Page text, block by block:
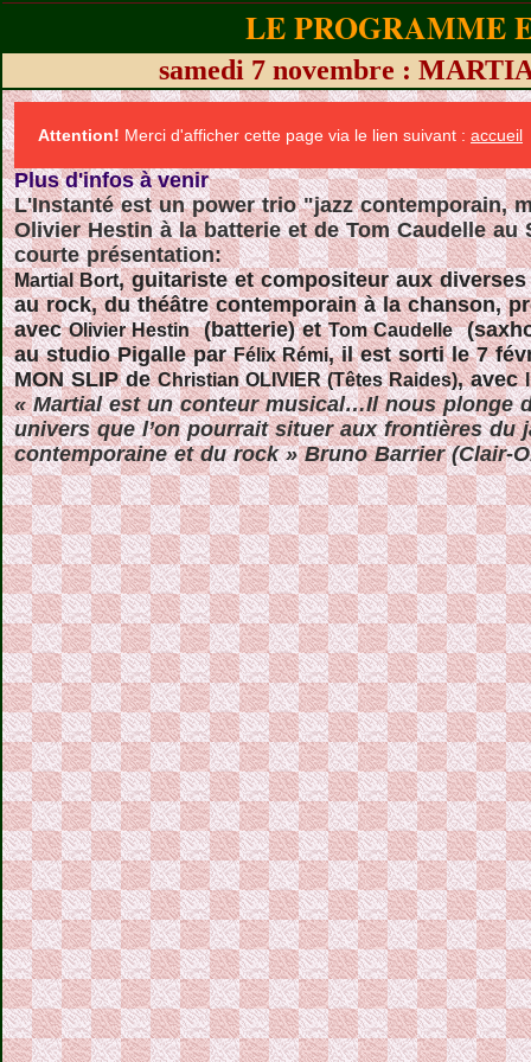
LE PROGRAMME
samedi 7 novembre :
Attention! Merci d'afficher cette page via le lien suivant : accueil
Plus d'infos à venir
L'Instanté est un power trio "jazz contemporain,
Olivier Hestin à la batterie et de Tom Caudelle
courte présentation:
Martial Bort, guitariste et compositeur aux
au rock, du théâtre contemporain à la chanson,
avecOlivier Hestin(batterie) etTom Caudelle
au studio Pigalle parFélix Rémi, il est sorti le 7
MON SLIP deChristian OLIVIER (Têtes Raides), avec
« Martial est un conteur musical…Il nous plonge
univers que l’on pourrait situer aux frontières du
contemporaine et du rock » Bruno Barrier (Clair-